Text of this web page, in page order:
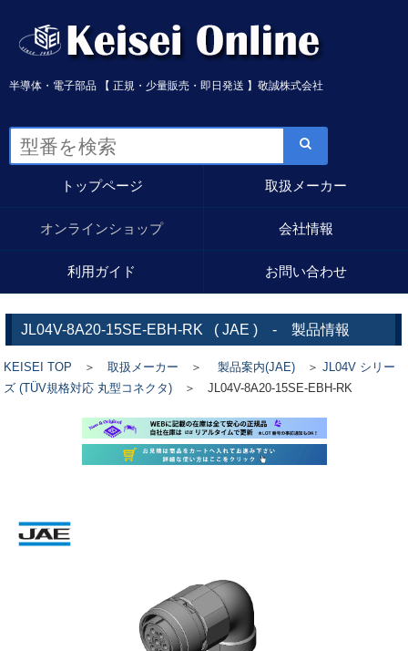
半導体・電子部品 【 正規・少量販売・即日発送 】敬誠株式会社
トップページ 取扱メーカー
オンラインショップ 会社情報
利用ガイド お問い合わせ
JL04V-8A20-15SE-EBH-RK (JAE ) - 製品情報
KEISEI TOP ＞取扱メーカー ＞ 製品案内(JAE) ＞JL04V シリー
ズ (TÜV規格対応 丸型コネクタ) ＞ JL04V-8A20-15SE-EBH-RK